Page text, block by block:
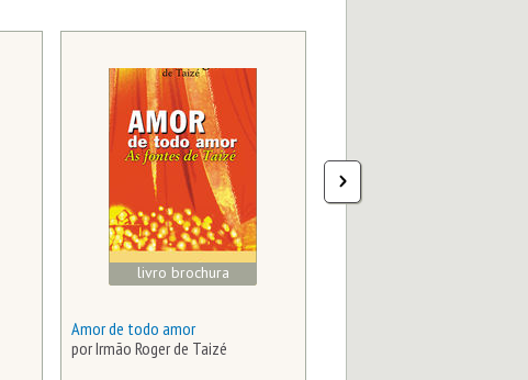
livro brochura
Amor de todo amor
por Irmão Roger de Taizé